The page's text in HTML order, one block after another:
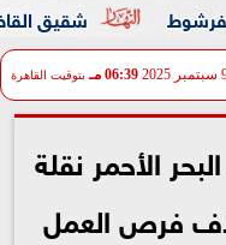
شقيق القاضي المزيف:
06:39 مـ بتوقيت القاهرة
الأحمر نقلة
فرص العمل